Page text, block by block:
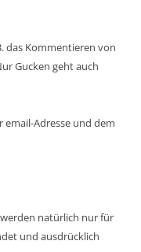
das Kommentieren von
Gucken geht auch
email-Adresse und dem
natürlich nur für
und ausdrücklich